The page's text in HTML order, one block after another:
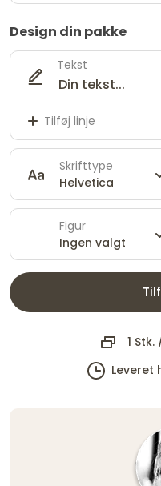
Design din pakke
Tekst
Tilføj linje
Skrifttype
Helvetica
Figur
Ingen valgt
1 Stk.
Leveret